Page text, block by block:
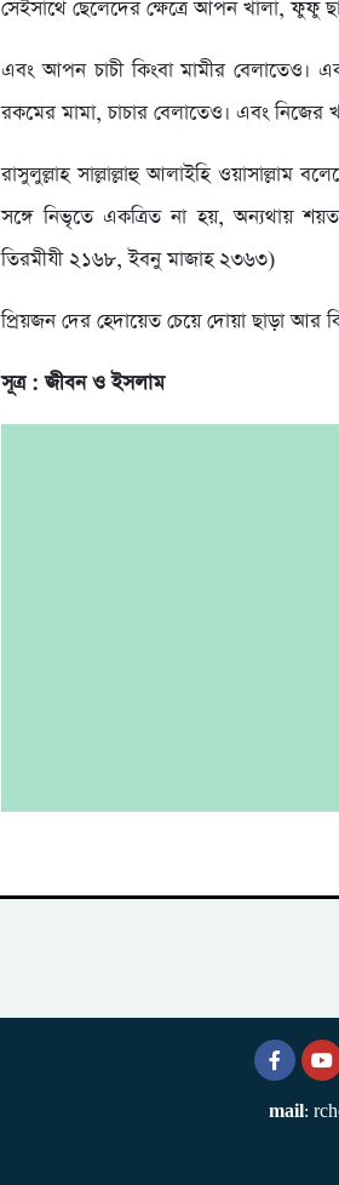
সেইসাথে ছেলেদের ক্ষেত্রে আপন খালা, ফুফু
এবং আপন চাচী কিংবা মামীর বেলাতেও।
রকমের মামা, চাচার বেলাতেও। এবং নিজের
রাসুলুল্লাহ সাল্লাল্লাহু আলাইহি
সঙ্গে নিভৃতে একত্রিত না হয়, অন্যথায়
তিরমীযী ২১৬৮, ইবনু মাজাহ ২৩৬৩)
প্রিয়জন দের হেদায়েত চেয়ে দোয়া ছাড়া আর
সূত্র : জীবন ও ইসলাম
mail: